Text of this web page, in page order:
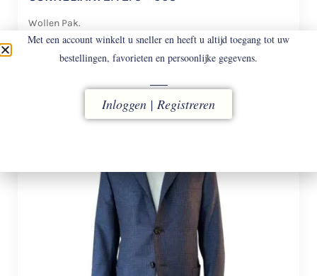
Wollen Pak.
Met een account winkelt u sneller en heeft u altijd toegang tot uw
bestellingen, favorieten en persoonlijke gegevens.
Inloggen | Registreren